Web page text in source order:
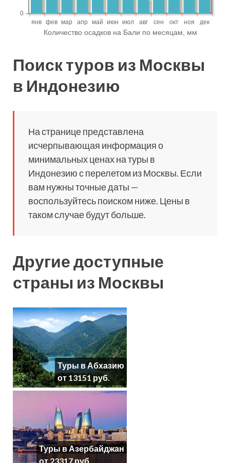
Поиск туров из Москвы
в Индонезию
На странице представлена
исчерпывающая информация о
минимальных ценах на туры в
Индонезию с перелетом из Москвы. Если
вам нужны точные даты —
воспользуйтесь поиском ниже. Цены в
таком случае будут больше.
Другие доступные
страны из Москвы
Туры в Абхазию
от 13151 руб.
Туры в Азербайджан
от 23317 руб.